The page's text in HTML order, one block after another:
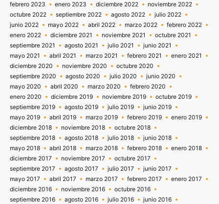
febrero 2023
enero 2023 diciembre 2022
noviembre 2022
octubre 2022
septiembre 2022 agosto 2022
julio 2022
junio 2022
mayo 2022 abril 2022 marzo 2022
febrero 2022
enero 2022
diciembre 2021 noviembre 2021
octubre 2021
septiembre 2021
agosto 2021 julio 2021
junio 2021
mayo 2021
abril 2021 marzo 2021 febrero 2021
enero 2021
diciembre 2020
noviembre 2020
octubre 2020
septiembre 2020
agosto 2020 julio 2020
junio 2020
mayo 2020
abril 2020 marzo 2020
febrero 2020
enero 2020
diciembre 2019 noviembre 2019
octubre 2019
septiembre 2019
agosto 2019 julio 2019
junio 2019
mayo 2019
abril 2019 marzo 2019 febrero 2019
enero 2019
diciembre 2018
noviembre 2018
octubre 2018
septiembre 2018
agosto 2018 julio 2018
junio 2018
mayo 2018
abril 2018 marzo 2018 febrero 2018
enero 2018
diciembre 2017
noviembre 2017
octubre 2017
septiembre 2017
agosto 2017 julio 2017
junio 2017
mayo 2017
abril 2017 marzo 2017 febrero 2017
enero 2017
diciembre 2016
noviembre 2016
octubre 2016
septiembre 2016
agosto 2016 julio 2016
junio 2016